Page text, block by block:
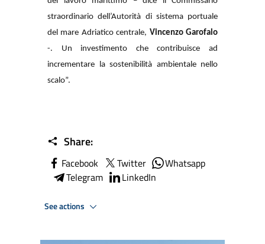
straordinario dell’Autorità di sistema portuale
del mare Adriatico centrale, Vincenzo Garofalo
-. Un investimento che contribuisce ad
incrementare la sostenibilità ambientale nello
scalo”.
Share:
Facebook Twitter
Whatsapp
Telegram
LinkedIn
See actions